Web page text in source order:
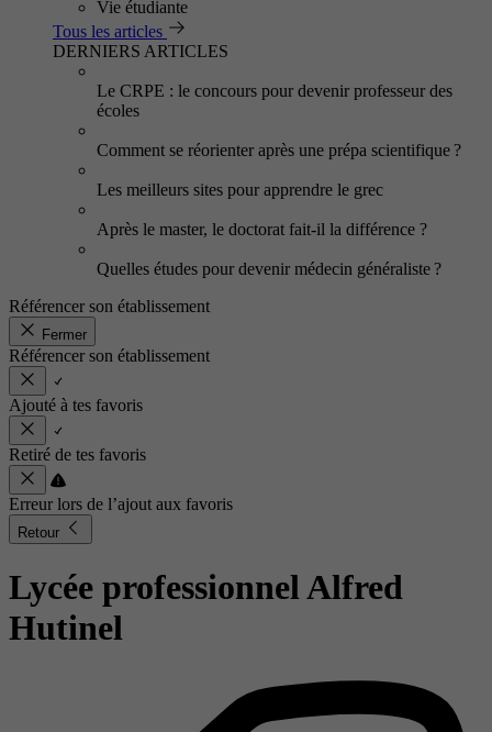
Vie étudiante
Tous les articles
DERNIERS ARTICLES
Le CRPE : le concours pour devenir professeur des
écoles
Comment se réorienter après une prépa scientifique ?
Les meilleurs sites pour apprendre le grec
Après le master, le doctorat fait-il la différence ?
Quelles études pour devenir médecin généraliste ?
Référencer son établissement
Fermer
Référencer son établissement
Ajouté à tes favoris
Retiré de tes favoris
Erreur lors de l’ajout aux favoris
Retour
Lycée professionnel Alfred
Hutinel